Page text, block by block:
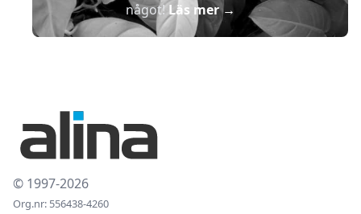
något!Läs mer→
© 1997-2026
Org.nr: 556438-4260